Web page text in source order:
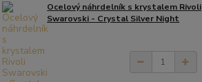
Ocelový náhrdelník s krystalem Rivoli
Swarovski - Crystal Silver Night